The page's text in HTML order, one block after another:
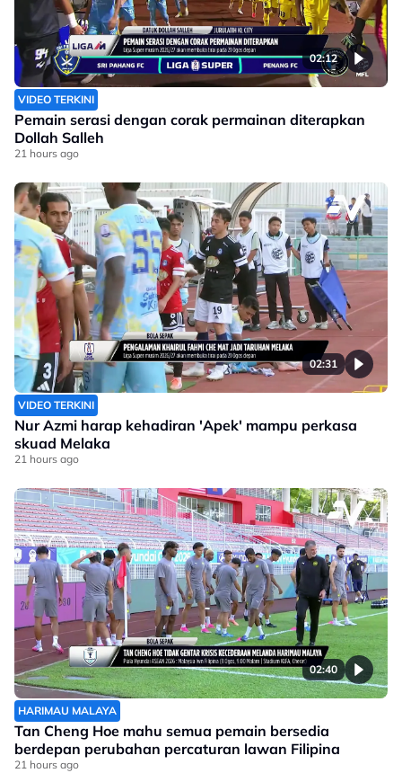
02:12
VIDEO TERKINI
Pemain serasi dengan corak permainan diterapkan
Dollah Salleh
21 hours ago
02:31
VIDEO TERKINI
Nur Azmi harap kehadiran 'Apek' mampu perkasa
skuad Melaka
21 hours ago
02:40
HARIMAU MALAYA
Tan Cheng Hoe mahu semua pemain bersedia
berdepan perubahan percaturan lawan Filipina
21 hours ago